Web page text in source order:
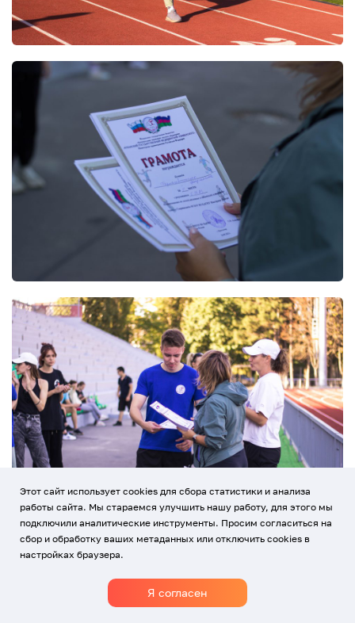
Этот сайт использует cookies для сбора статистики и анализа
работы сайта. Мы стараемся улучшить нашу работу, для этого мы
подключили аналитические инструменты. Просим согласиться на
сбор и обработку ваших метаданных или отключить cookies в
настройках браузера.
Я согласен